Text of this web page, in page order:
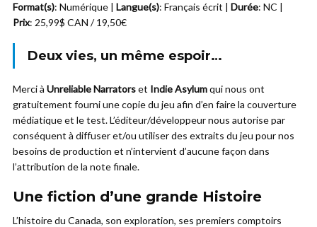
Format(s): Numérique | Langue(s): Français écrit | Durée: NC |
Prix: 25,99$ CAN / 19,50€
Deux vies, un même espoir…
Merci à Unreliable Narratorset Indie Asylumqui nous ont
gratuitement fourni une copie du jeu afin d’en faire la couverture
médiatique et le test. L’éditeur/développeur nous autorise par
conséquent à diffuser et/ou utiliser des extraits du jeu pour nos
besoins de production et n’intervient d’aucune façon dans
l’attribution de la note finale.
Une fiction d’une grande Histoire
L’histoire du Canada, son exploration, ses premiers comptoirs